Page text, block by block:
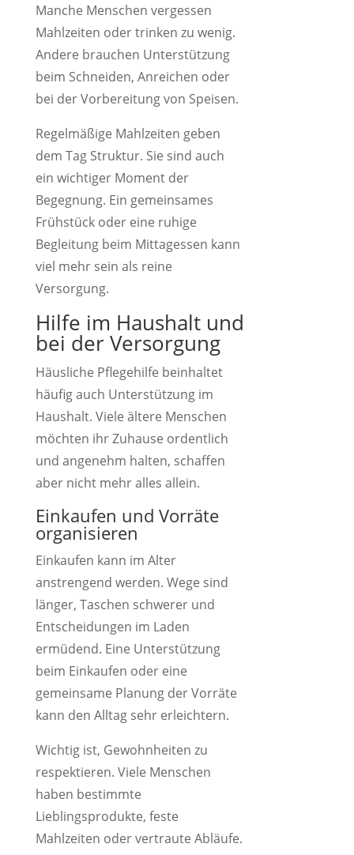
Manche Menschen vergessen
Mahlzeiten oder trinken zu wenig.
Andere brauchen Unterstützung
beim Schneiden, Anreichen oder
bei der Vorbereitung von Speisen.
Regelmäßige Mahlzeiten geben
dem Tag Struktur. Sie sind auch
ein wichtiger Moment der
Begegnung. Ein gemeinsames
Frühstück oder eine ruhige
Begleitung beim Mittagessen kann
viel mehr sein als reine
Versorgung.
Hilfe im Haushalt und
bei der Versorgung
Häusliche Pflegehilfe beinhaltet
häufig auch Unterstützung im
Haushalt. Viele ältere Menschen
möchten ihr Zuhause ordentlich
und angenehm halten, schaffen
aber nicht mehr alles allein.
Einkaufen und Vorräte
organisieren
Einkaufen kann im Alter
anstrengend werden. Wege sind
länger, Taschen schwerer und
Entscheidungen im Laden
ermüdend. Eine Unterstützung
beim Einkaufen oder eine
gemeinsame Planung der Vorräte
kann den Alltag sehr erleichtern.
Wichtig ist, Gewohnheiten zu
respektieren. Viele Menschen
haben bestimmte
Lieblingsprodukte, feste
Mahlzeiten oder vertraute Abläufe.